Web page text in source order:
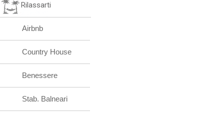
Rilassarti
Airbnb
Country House
Benessere
Stab. Balneari